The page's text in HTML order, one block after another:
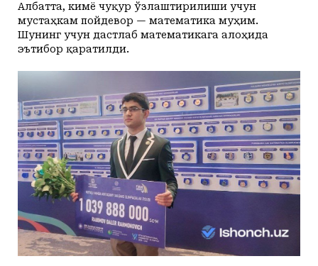
Албатта, кимё чуқур ўзлаштирилиши учун
мустаҳкам пойдевор — математика муҳим.
Шунинг учун дастлаб математикага алоҳида
эътибор қаратилди.